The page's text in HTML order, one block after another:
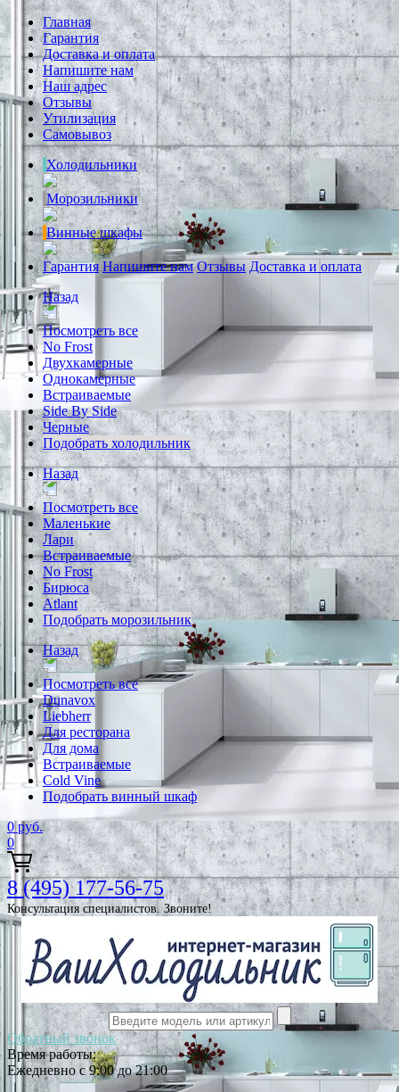
Главная
Гарантия
Доставка и оплата
Напишите нам
Наш адрес
Отзывы
Утилизация
Самовывоз
Холодильники
Морозильники
Винные шкафы
Гарантия Напишите нам Отзывы Доставка и оплата
Назад
Посмотреть все
No Frost
Двухкамерные
Однокамерные
Встраиваемые
Side By Side
Черные
Подобрать холодильник
Назад
Посмотреть все
Маленькие
Лари
Встраиваемые
No Frost
Бирюса
Atlant
Подобрать морозильник
Назад
Посмотреть все
Dunavox
Liebherr
Для ресторана
Для дома
Встраиваемые
Cold Vine
Подобрать винный шкаф
0 руб.
0
8 (495) 177-56-75
Консультация специалистов. Звоните!
Обратный звонок
Время работы:
Ежедневно с 9:00 до 21:00